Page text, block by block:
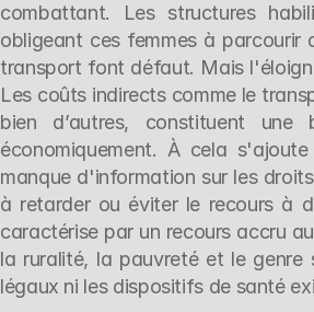
combattant. Les structures
obligeant ces femmes à parcourir
transport font défaut. Mais
Les coûts indirects comme le
bien d’autres, constituent une
économiquement. À cela
manque d'information sur les
à retarder ou éviter le recours à
caractérise par un recours accru
la ruralité, la pauvreté et le genre
légaux ni les dispositifs de santé